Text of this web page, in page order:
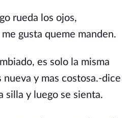
rueda los ojos,
gusta queme manden.
es solo la misma
nueva y mas costosa.-dice
silla y luego se sienta.